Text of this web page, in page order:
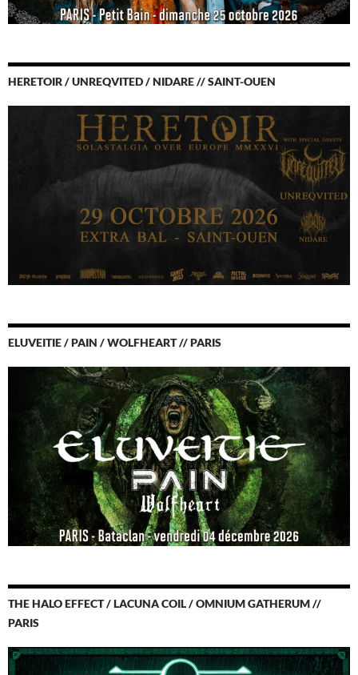
HERETOIR / UNREQVITED / NIDARE // SAINT-OUEN
ELUVEITIE / PAIN / WOLFHEART // PARIS
THE HALO EFFECT / LACUNA COIL / OMNIUM GATHERUM //
PARIS